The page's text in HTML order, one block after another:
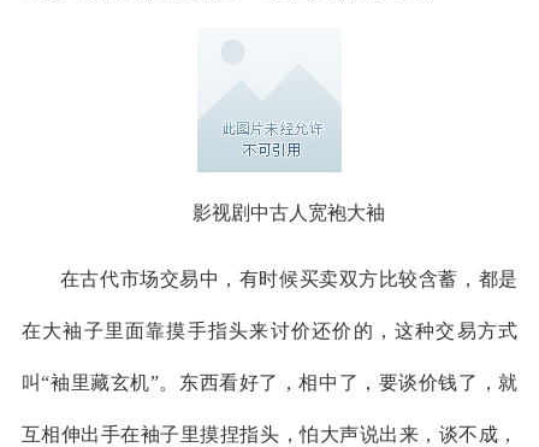
影视剧中古人宽袍大袖
在古代市场交易中，有时候买卖双方比较含蓄，都是
在大袖子里面靠摸手指头来讨价还价的，这种交易方式
叫“袖里藏玄机”。东西看好了，相中了，要谈价钱了，就
互相伸出手在袖子里摸捏指头，怕大声说出来，谈不成，